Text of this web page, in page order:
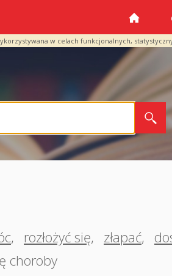
w celach funkcjonalnych,
, rozłożyć się, złapać,
choroby